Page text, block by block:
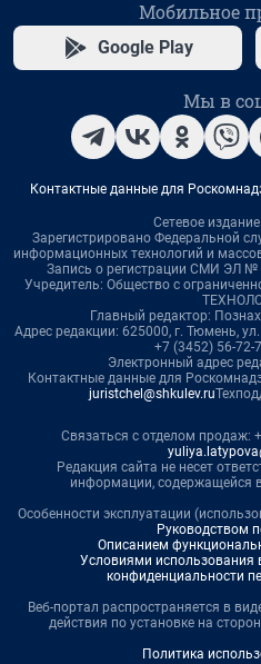
Мобильное
Google Play
Мы в
Контактные данные для
Сетевое
Зарегистрировано Федеральной
информационных технологий и
Запись о регистрации СМИ ЭЛ №
Учредитель: Общество с
Главный редактор:
Адрес редакции: 625000, г. Тюмень,
+7 (3452) 56-72-
Электронный адрес
Контактные данные для
juristchel@shkulev.ru
Связаться с отделом продаж:
Редакция сайта не несет
информации, содержащейся
Особенности эксплуатации
Руководством
Описанием
Условиями использования
конфиденциальности
Веб-портал распространяется в
действия по установке на
Политика